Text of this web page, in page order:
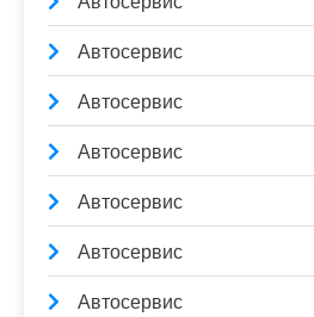
Автосервис
Автосервис
Автосервис
Автосервис
Автосервис
Автосервис